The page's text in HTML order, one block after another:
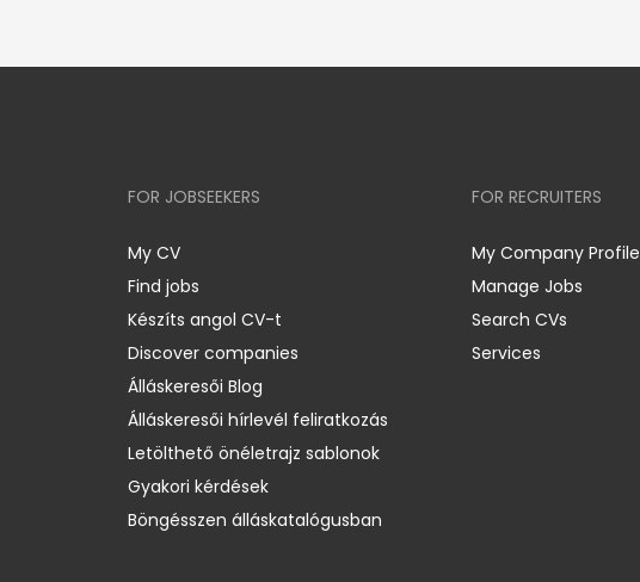
FOR JOBSEEKERS
My CV
Find jobs
Készíts angol CV-t
Discover companies
Álláskeresői Blog
Álláskeresői hírlevél feliratkozás
Letölthető önéletrajz sablonok
Gyakori kérdések
Böngésszen álláskatalógusban
FOR RECRUITERS
My Company Profile
Manage Jobs
Search CVs
Services